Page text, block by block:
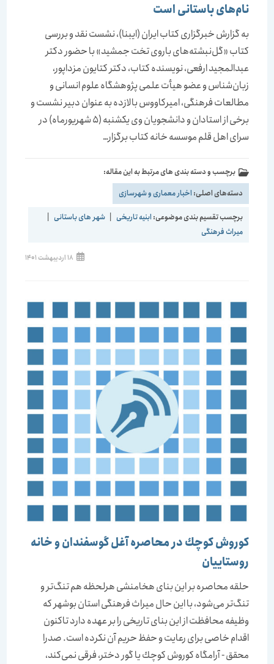
نام‌های باستانی است
به گزارش خبرگزاری کتاب ایران (ایبنا)، نشست نقد و بررسی
کتاب «گل‌نبشته‌های باروی تخت جمشید» با حضور دکتر
عبدالمجید ارفعی، نویسنده کتاب، دکتر کتایون مزداپور،
زبان‌شناس و عضو هیأت علمی پژوهشگاه علوم انسانی و
مطالعات فرهنگی، امیرکاووس بالازده به عنوان دبیر نشست و
برخی از استادان و دانشجویان وی یکشنبه (5 شهریورماه) در
سرای اهل قلم موسسه خانه کتاب برگزار…
برچسب و دسته بندی های مرتبط به این مقاله:
دسته‌های اصلی:اخبار معماری و شهرسازی
برچسب تقسیم بندی موضوعی:ابنیه تاریخی | شهر های باستانی |
میراث فرهنگی
نوشته
منتشر
18 اردیبهشت 1401
كوروش كوچك در محاصره آغل گوسفندان و خانه
روستاییان
حلقه محاصره بر این بنای هخامنشی هرلحظه هم تنگ‌تر و
تنگ‌تر می‌شود، با این حال میراث فرهنگی استان بوشهر كه
وظیفه محافظت از این بنای تاریخی را بر عهده دارد تاكنون
اقدام خاصی برای رعایت و حفظ حریم آن نكرده است. صدرا
محقق - آرامگاه كوروش كوچك یا گور دختر، فرقی نمی‌كند،